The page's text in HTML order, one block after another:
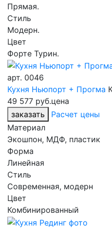
Прямая.
Стиль
Модерн.
Цвет
Форте Турин.
арт. 0046
Кухня Ньюпорт + Прогма
49 577 руб.цена
заказать
Расчет цены
Материал
Экошпон, МДФ, пластик
Форма
Линейная
Стиль
Современная, модерн
Цвет
Комбинированный